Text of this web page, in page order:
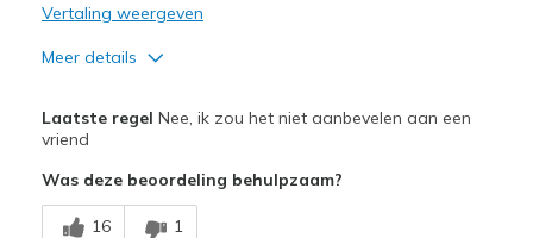
Vertaling weergeven
Meer details
Poor Cushioning
View On Shoes I'm Really Into Shoes
Laatste regel Nee, ik zou het niet aanbevelen aan een
vriend
Was deze beoordeling behulpzaam?
16 1